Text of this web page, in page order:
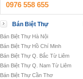
0976 558 655
Bán Biệt Thự
Bán Biệt Thự Hà Nội
Bán Biệt Thự Hồ Chí Minh
Bán Biệt Thự Q. Bắc Từ Liêm
Bán Biệt Thự Q. Nam Từ Liêm
Bán Biệt Thự Cần Thơ